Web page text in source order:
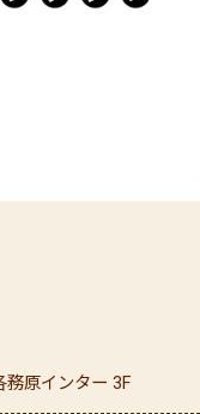
務原インター 3F